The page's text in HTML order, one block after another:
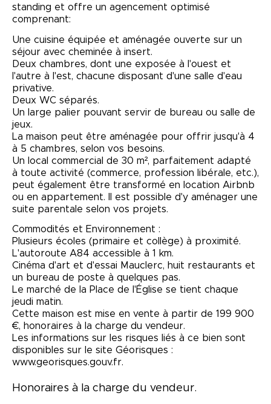
standing et offre un agencement optimisé
comprenant:
Une cuisine équipée et aménagée ouverte sur un
séjour avec cheminée à insert.
Deux chambres, dont une exposée à l'ouest et
l'autre à l'est, chacune disposant d'une salle d'eau
privative.
Deux WC séparés.
Un large palier pouvant servir de bureau ou salle de
jeux.
La maison peut être aménagée pour offrir jusqu'à 4
à 5 chambres, selon vos besoins.
Un local commercial de 30 m², parfaitement adapté
à toute activité (commerce, profession libérale, etc.),
peut également être transformé en location Airbnb
ou en appartement. Il est possible d'y aménager une
suite parentale selon vos projets.
Commodités et Environnement :
Plusieurs écoles (primaire et collège) à proximité.
L'autoroute A84 accessible à 1 km.
Cinéma d'art et d'essai Mauclerc, huit restaurants et
un bureau de poste à quelques pas.
Le marché de la Place de l'Église se tient chaque
jeudi matin.
Cette maison est mise en vente à partir de 199 900
€, honoraires à la charge du vendeur.
Les informations sur les risques liés à ce bien sont
disponibles sur le site Géorisques :
www.georisques.gouv.fr.
Honoraires à la charge du vendeur.